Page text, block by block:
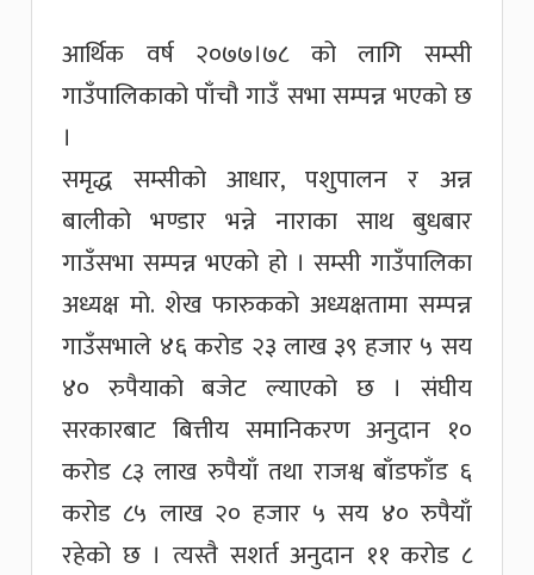
आर्थिक वर्ष २०७७।७८ को लागि सम्सी
गाउँपालिकाको पाँचौ गाउँ सभा सम्पन्न भएको छ
।
समृद्ध सम्सीको आधार, पशुपालन र अन्न
बालीको भण्डार भन्ने नाराका साथ बुधबार
गाउँसभा सम्पन्न भएको हो । सम्सी गाउँपालिका
अध्यक्ष मो. शेख फारुकको अध्यक्षतामा सम्पन्न
गाउँसभाले ४६ करोड २३ लाख ३९ हजार ५ सय
४० रुपैयाको बजेट ल्याएको छ । संघीय
सरकारबाट बित्तीय समानिकरण अनुदान १०
करोड ८३ लाख रुपैयाँ तथा राजश्व बाँडफाँड ६
करोड ८५ लाख २० हजार ५ सय ४० रुपैयाँ
रहेको छ । त्यस्तै सशर्त अनुदान ११ करोड ८